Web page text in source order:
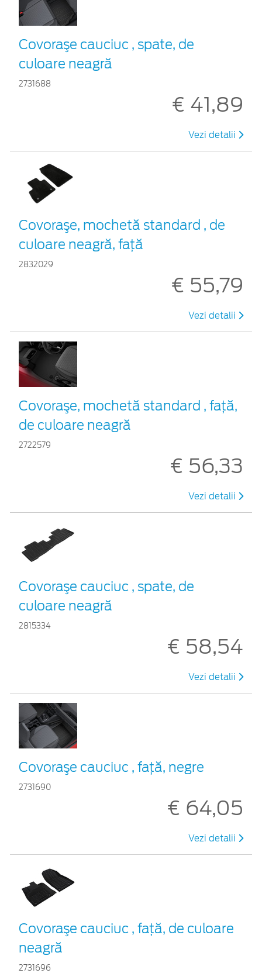
Covoraşe cauciuc , spate, de
culoare neagră
2731688
€ 41,89
Vezi detalii
Covoraşe, mochetă standard , de
culoare neagră, faţă
2832029
€ 55,79
Vezi detalii
Covoraşe, mochetă standard , faţă,
de culoare neagră
2722579
€ 56,33
Vezi detalii
Covoraşe cauciuc , spate, de
culoare neagră
2815334
€ 58,54
Vezi detalii
Covoraşe cauciuc , faţă, negre
2731690
€ 64,05
Vezi detalii
Covoraşe cauciuc , faţă, de culoare
neagră
2731696